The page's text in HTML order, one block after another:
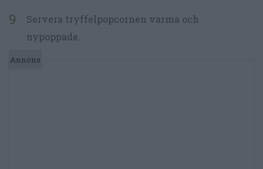
Servera tryffelpopcornen varma och
nypoppade.